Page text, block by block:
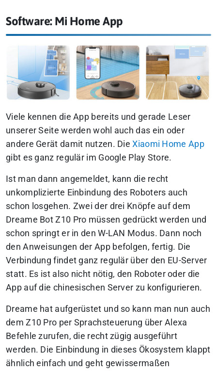
Software: Mi Home App
Viele kennen die App bereits und gerade Leser
unserer Seite werden wohl auch das ein oder
andere Gerät damit nutzen. DieXiaomi Home App
gibt es ganz regulär im Google Play Store.
Ist man dann angemeldet, kann die recht
unkomplizierte Einbindung des Roboters auch
schon losgehen. Zwei der drei Knöpfe auf dem
Dreame Bot Z10 Pro müssen gedrückt werden und
schon springt er in den W-LAN Modus. Dann noch
den Anweisungen der App befolgen, fertig. Die
Verbindung findet ganz regulär über den EU-Server
statt. Es ist also nicht nötig, den Roboter oder die
App auf die chinesischen Server zu konfigurieren.
Dreame hat aufgerüstet und so kann man nun auch
dem Z10 Pro per Sprachsteuerung über Alexa
Befehle zurufen, die recht zügig ausgeführt
werden. Die Einbindung in dieses Ökosystem klappt
ähnlich einfach und geht gewissermaßen